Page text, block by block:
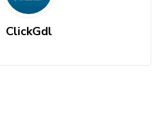
ClickGdl